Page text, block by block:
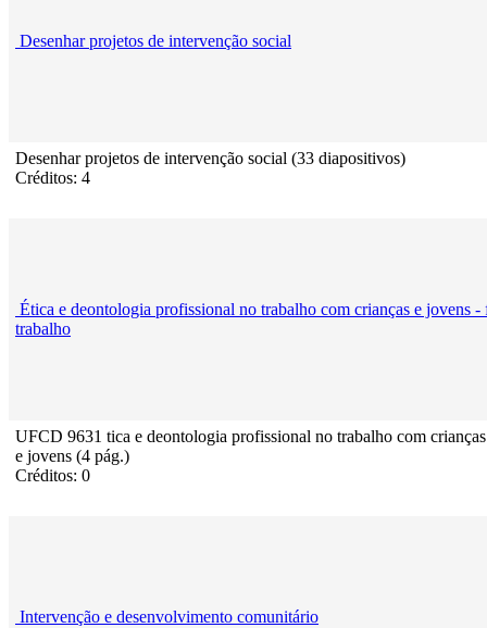
Desenhar projetos de intervenção social
Desenhar projetos de intervenção social (33 diapositivos)
Créditos: 4
Ética e deontologia profissional no trabalho com crianças e jovens -
trabalho
UFCD 9631 tica e deontologia profissional no trabalho com crianças
e jovens (4 pág.)
Créditos: 0
Intervenção e desenvolvimento comunitário